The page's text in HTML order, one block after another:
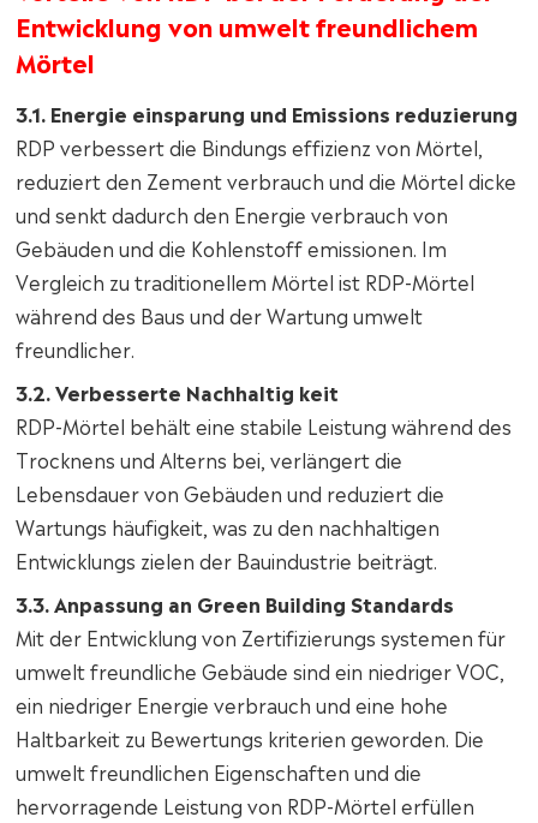
Entwicklung von umwelt freundlichem
Mörtel
3.1. Energie einsparung und Emissions reduzierung
RDP verbessert die Bindungs effizienz von Mörtel,
reduziert den Zement verbrauch und die Mörtel dicke
und senkt dadurch den Energie verbrauch von
Gebäuden und die Kohlenstoff emissionen. Im
Vergleich zu traditionellem Mörtel ist RDP-Mörtel
während des Baus und der Wartung umwelt
freundlicher.
3.2. Verbesserte Nachhaltig keit
RDP-Mörtel behält eine stabile Leistung während des
Trocknens und Alterns bei, verlängert die
Lebensdauer von Gebäuden und reduziert die
Wartungs häufigkeit, was zu den nachhaltigen
Entwicklungs zielen der Bauindustrie beiträgt.
3.3. Anpassung an Green Building Standards
Mit der Entwicklung von Zertifizierungs systemen für
umwelt freundliche Gebäude sind ein niedriger VOC,
ein niedriger Energie verbrauch und eine hohe
Haltbarkeit zu Bewertungs kriterien geworden. Die
umwelt freundlichen Eigenschaften und die
hervorragende Leistung von RDP-Mörtel erfüllen